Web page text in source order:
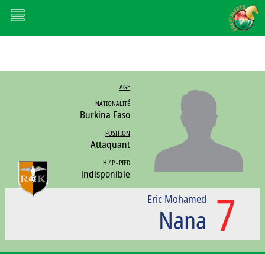
AGE
NATIONALITÉ
Burkina Faso
POSITION
Attaquant
H / P - PIED
indisponible
7
Eric Mohamed
Nana